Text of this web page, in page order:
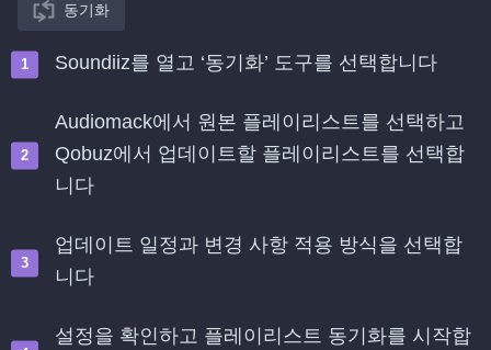
동기화
Soundiiz를 열고 ‘동기화’ 도구를 선택합니다
Audiomack에서 원본 플레이리스트를 선택하고
Qobuz에서 업데이트할 플레이리스트를 선택합
니다
업데이트 일정과 변경 사항 적용 방식을 선택합
니다
설정을 확인하고 플레이리스트 동기화를 시작합